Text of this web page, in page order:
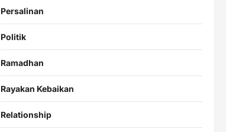
Persalinan
Politik
Ramadhan
Rayakan Kebaikan
Relationship